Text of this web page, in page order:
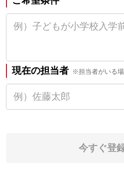
現在の担当者 ※担当者がいる
今すぐ登